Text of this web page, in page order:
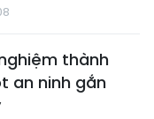
thành
an ninh gắn